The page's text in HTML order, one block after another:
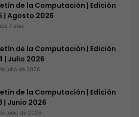
de la Computación | Edición
| Agosto 2026
7 días
de la Computación | Edición
| Julio 2026
julio de 2026
de la Computación | Edición
| Junio 2026
junio de 2026